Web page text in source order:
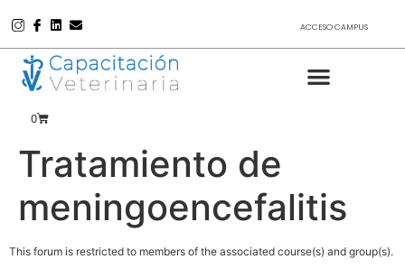
ACCESO CAMPUS
0
Tratamiento de
meningoencefalitis
This forum is restricted to members of the associated course(s) and group(s).